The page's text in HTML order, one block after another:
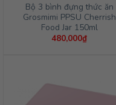
Bộ 3 bình đựng thức ăn
Grosmimi PPSU Cherrish
Food Jar 150ml
480,000₫